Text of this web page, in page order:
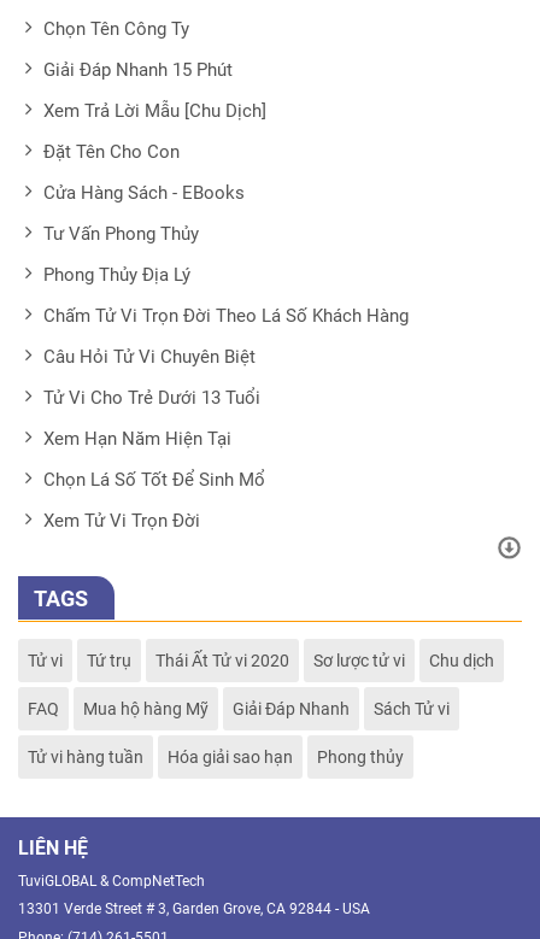
Chọn Tên Công Ty
Giải Đáp Nhanh 15 Phút
Xem Trả Lời Mẫu [Chu Dịch]
Đặt Tên Cho Con
Cửa Hàng Sách - EBooks
Tư Vấn Phong Thủy
Phong Thủy Địa Lý
Chấm Tử Vi Trọn Đời Theo Lá Số Khách Hàng
Câu Hỏi Tử Vi Chuyên Biệt
Tử Vi Cho Trẻ Dưới 13 Tuổi
Xem Hạn Năm Hiện Tại
Chọn Lá Số Tốt Để Sinh Mổ
Xem Tử Vi Trọn Đời
TAGS
Tử vi Tứ trụ Thái Ất Tử vi 2020 Sơ lược tử vi Chu dịch
FAQ Mua hộ hàng Mỹ Giải Đáp Nhanh Sách Tử vi
Tử vi hàng tuần Hóa giải sao hạn Phong thủy
LIÊN HỆ
TuviGLOBAL & CompNetTech
13301 Verde Street # 3, Garden Grove, CA 92844 - USA